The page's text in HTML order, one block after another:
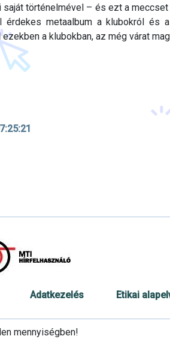
saját történelmével – és ezt a
érdekes metaalbum a klubokról és
a klubokban, az még várat
Adatkezelés Etikai
mennyiségben!